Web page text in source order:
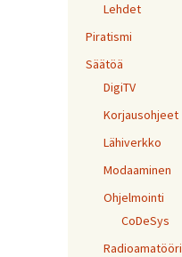
Lehdet
Piratismi
Säätöä
DigiTV
Korjausohjeet
Lähiverkko
Modaaminen
Ohjelmointi
CoDeSys
Radioamatööri